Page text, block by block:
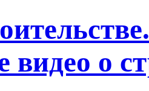
видео о